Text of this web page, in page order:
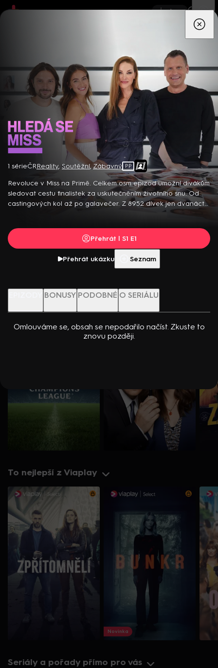
App
Hledá se Miss
1 sérieČRReality, Soutěžní, Zábavný PP
Revoluce v Miss na Primě. Celkem osm epizod umožní divákům
sledovat cestu finalistek za uskutečněním životního snu. Od
castingových kol až po galavečer. Z 8952 dívek jen dvanáct
Přehrát | S1 E1
Přehrát ukázku Seznam
BONUSY PODOBNÉ O SERIÁLU
Omlouváme se, obsah se nepodařilo načíst. Zkuste to
znovu později.
Detektiv Karl Alberg přijíždí do přímořského městečka Gibsons,
aby zde převzal vedení místní policie a začal nový život po
bolestivém rozvodu. Společně se svým týmem odhaluje temná
tajemství, která narušují poklidnou atmosféru komunity a
současně se snaží zvládnout komplikovaný vztah s dospívající
Kreuková, R. Sutherland, A. Douglas, M. Loweová, S.
Spracklinová a další
8 epizod
Přehrát ukázku
Přehrát s PREMIUM
Více info
To nejlepší z Viaplay
Novinka
Seriály a pořady přímo pro vás